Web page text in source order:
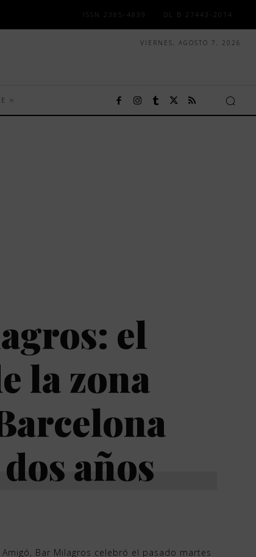
ISSN 2385-4839 DL B 27443-2014
VIERNES, AGOSTO 7, 2026
el
la zona
años
Bar Milagros celebró el pasado martes